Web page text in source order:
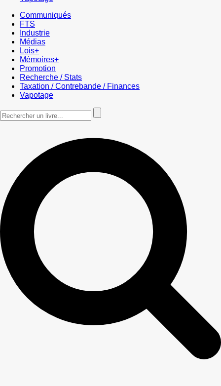
Communiqués
FTS
Industrie
Médias
Lois+
Mémoires+
Promotion
Recherche / Stats
Taxation / Contrebande / Finances
Vapotage